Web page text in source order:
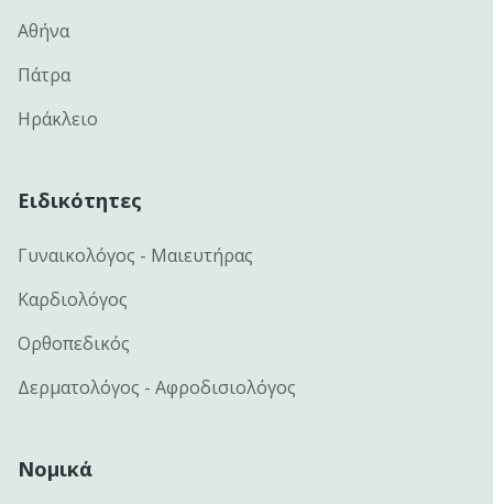
Αθήνα
Πάτρα
Ηράκλειο
Ειδικότητες
Γυναικολόγος - Μαιευτήρας
Καρδιολόγος
Ορθοπεδικός
Δερματολόγος - Αφροδισιολόγος
Νομικά